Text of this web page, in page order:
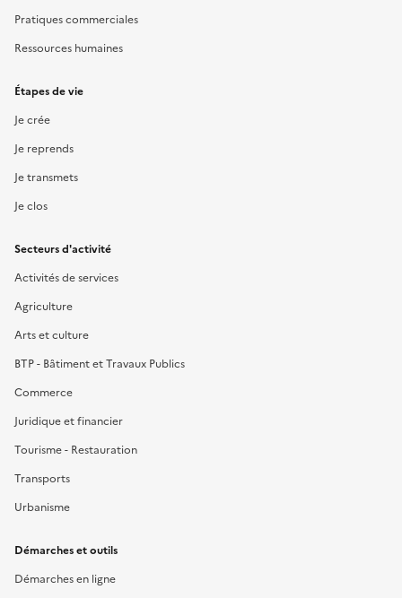
Pratiques commerciales
Ressources humaines
Étapes de vie
Je crée
Je reprends
Je transmets
Je clos
Secteurs d'activité
Activités de services
Agriculture
Arts et culture
BTP - Bâtiment et Travaux Publics
Commerce
Juridique et financier
Tourisme - Restauration
Transports
Urbanisme
Démarches et outils
Démarches en ligne